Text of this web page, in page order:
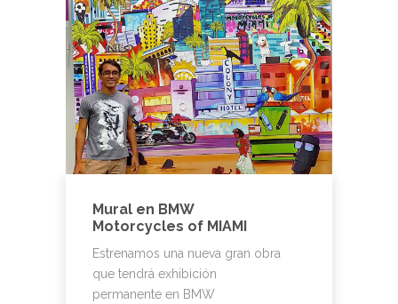
Mural en BMW
Motorcycles of MIAMI
Estrenamos una nueva gran obra
que tendrá exhibición
permanente en BMW